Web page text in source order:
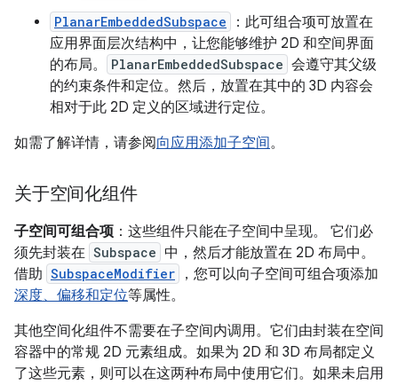
PlanarEmbeddedSubspace
：此可组合项可放置在
应用界面层次结构中，让您能够维护 2D 和空间界面
的布局。
PlanarEmbeddedSubspace 会遵守其父级
的约束条件和定位。然后，放置在其中的 3D 内容会
相对于此 2D 定义的区域进行定位。
如需了解详情，请参阅向应用添加子空间。
关于空间化组件
子空间可组合项 ：这些组件只能在子空间中呈现。 它们必
须先封装在 Subspace 中，然后才能放置在 2D 布局中。
借助 SubspaceModifier
，您可以向子空间可组合项添加
深度、偏移和定位等属性。
其他空间化组件不需要在子空间内调用。它们由封装在空间
容器中的常规 2D 元素组成。如果为 2D 和 3D 布局都定义
了这些元素，则可以在这两种布局中使用它们。如果未启用